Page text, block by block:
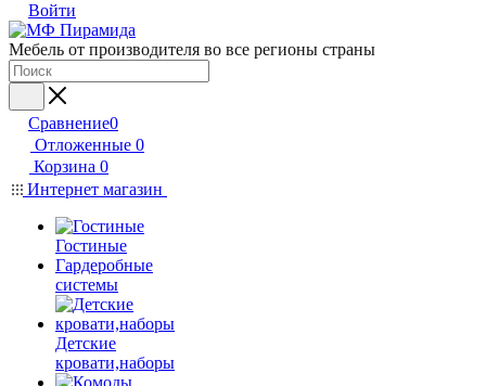
Войти
Мебель от производителя во все регионы страны
Сравнение0
Отложенные 0
Корзина 0
Интернет магазин
Гостиные
Гардеробные
системы
Детские
кровати,наборы